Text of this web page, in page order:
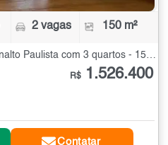
2 vagas 150 m²
R$ 1.526.400
Contatar